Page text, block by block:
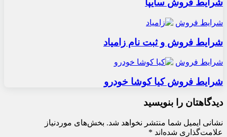
شرایط فروش سایپا
شرایط فروش
شرایط فروش و ثبت نام زامیاد
شرایط فروش
شرایط فروش کیا کوشا خودرو
دیدگاهتان را بنویسید
نشانی ایمیل شما منتشر نخواهد شد. بخش‌های موردنیاز
علامت‌گذاری شده‌اند *